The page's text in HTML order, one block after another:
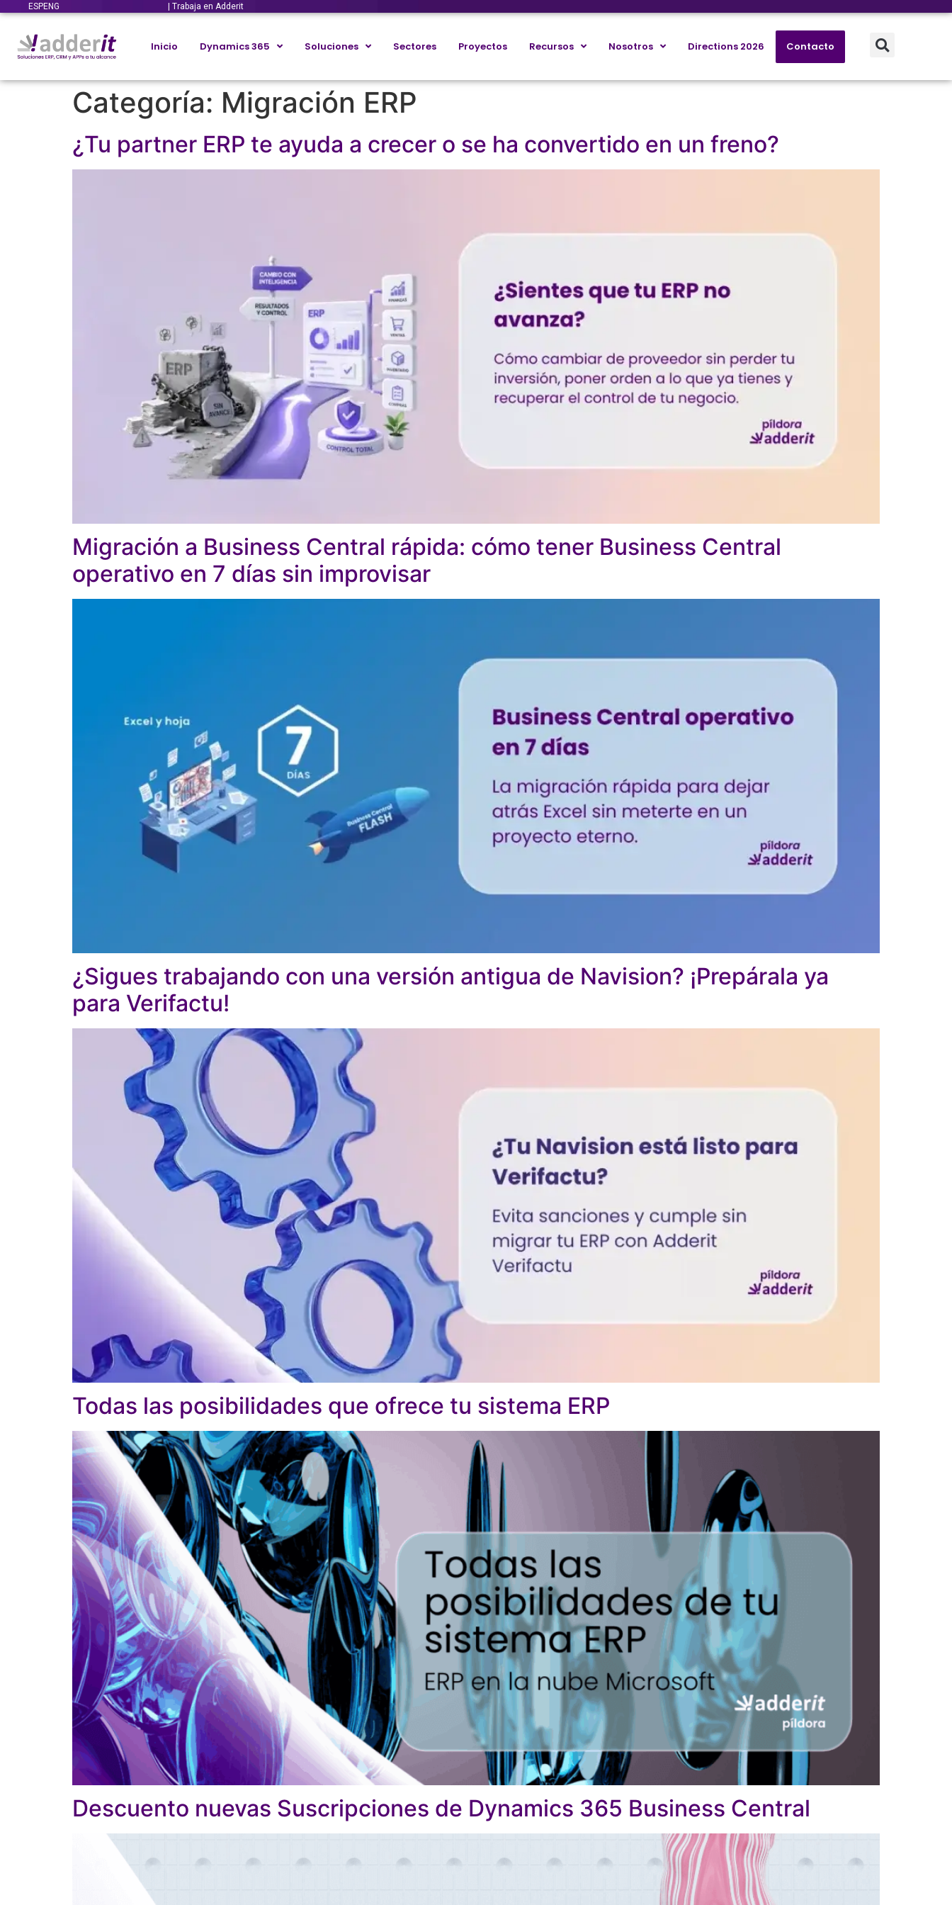
ESPENG | Trabaja en Adderit
Inicio Dynamics 365 Soluciones Sectores Proyectos Recursos Nosotros Directions 2026 Contacto
Categoría: Migración ERP
¿Tu partner ERP te ayuda a crecer o se ha convertido en un freno?
Migración a Business Central rápida: cómo tener Business Central
operativo en 7 días sin improvisar
¿Sigues trabajando con una versión antigua de Navision? ¡Prepárala ya
para Verifactu!
Todas las posibilidades que ofrece tu sistema ERP
Descuento nuevas Suscripciones de Dynamics 365 Business Central